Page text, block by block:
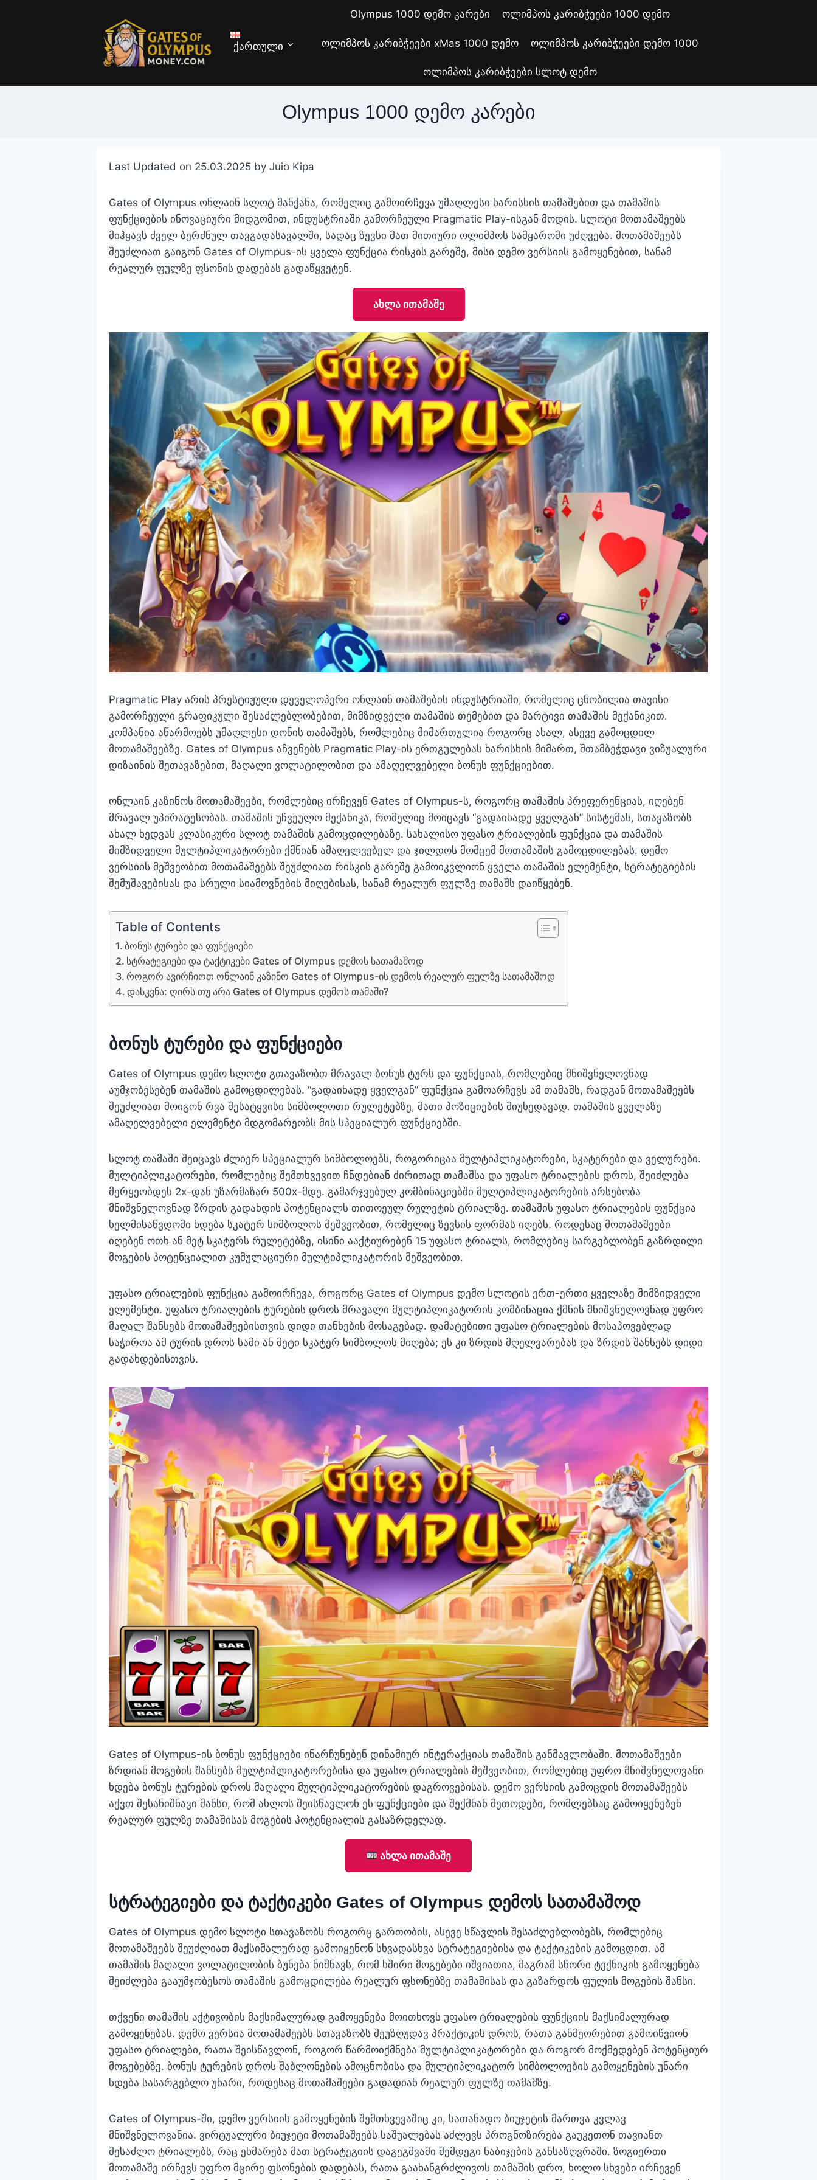
ქართული
Olympus 1000 დემო კარები ოლიმპოს კარიბჭეები 1000 დემო
ოლიმპოს კარიბჭეები xMas 1000 დემო ოლიმპოს კარიბჭეები დემო 1000
ოლიმპოს კარიბჭეები სლოტ დემო
Olympus 1000 დემო კარები
Last Updated on 25.03.2025 by Juio Kipa
Gates of Olympus ონლაინ სლოტ მანქანა, რომელიც გამოირჩევა უმაღლესი ხარისხის თამაშებით და თამაშის
ფუნქციების ინოვაციური მიდგომით, ინდუსტრიაში გამორჩეული Pragmatic Play-ისგან მოდის. სლოტი მოთამაშეებს
მიჰყავს ძველ ბერძნულ თავგადასავალში, სადაც ზევსი მათ მითიური ოლიმპოს სამყაროში უძღვება. მოთამაშეებს
შეუძლიათ გაიგონ Gates of Olympus-ის ყველა ფუნქცია რისკის გარეშე, მისი დემო ვერსიის გამოყენებით, სანამ
რეალურ ფულზე ფსონის დადებას გადაწყვეტენ.
ახლა ითამაშე
Pragmatic Play არის პრესტიჟული დეველოპერი ონლაინ თამაშების ინდუსტრიაში, რომელიც ცნობილია თავისი
გამორჩეული გრაფიკული შესაძლებლობებით, მიმზიდველი თამაშის თემებით და მარტივი თამაშის მექანიკით.
კომპანია აწარმოებს უმაღლესი დონის თამაშებს, რომლებიც მიმართულია როგორც ახალ, ასევე გამოცდილ
მოთამაშეებზე. Gates of Olympus აჩვენებს Pragmatic Play-ის ერთგულებას ხარისხის მიმართ, შთამბეჭდავი ვიზუალური
დიზაინის შეთავაზებით, მაღალი ვოლატილობით და ამაღელვებელი ბონუს ფუნქციებით.
ონლაინ კაზინოს მოთამაშეები, რომლებიც ირჩევენ Gates of Olympus-ს, როგორც თამაშის პრეფერენციას, იღებენ
მრავალ უპირატესობას. თამაშის უჩვეულო მექანიკა, რომელიც მოიცავს “გადაიხადე ყველგან” სისტემას, სთავაზობს
ახალ ხედვას კლასიკური სლოტ თამაშის გამოცდილებაზე. სახალისო უფასო ტრიალების ფუნქცია და თამაშის
მიმზიდველი მულტიპლიკატორები ქმნიან ამაღელვებელ და ჯილდოს მომცემ მოთამაშის გამოცდილებას. დემო
ვერსიის მეშვეობით მოთამაშეებს შეუძლიათ რისკის გარეშე გამოიკვლიონ ყველა თამაშის ელემენტი, სტრატეგიების
შემუშავებისას და სრული სიამოვნების მიღებისას, სანამ რეალურ ფულზე თამაშს დაიწყებენ.
Table of Contents
ბონუს ტურები და ფუნქციები
სტრატეგიები და ტაქტიკები Gates of Olympus დემოს სათამაშოდ
როგორ ავირჩიოთ ონლაინ კაზინო Gates of Olympus-ის დემოს რეალურ ფულზე სათამაშოდ
დასკვნა: ღირს თუ არა Gates of Olympus დემოს თამაში?
ბონუს ტურები და ფუნქციები
Gates of Olympus დემო სლოტი გთავაზობთ მრავალ ბონუს ტურს და ფუნქციას, რომლებიც მნიშვნელოვნად
აუმჯობესებენ თამაშის გამოცდილებას. “გადაიხადე ყველგან” ფუნქცია გამოარჩევს ამ თამაშს, რადგან მოთამაშეებს
შეუძლიათ მოიგონ რვა შესატყვისი სიმბოლოთი რულეტებზე, მათი პოზიციების მიუხედავად. თამაშის ყველაზე
ამაღელვებელი ელემენტი მდგომარეობს მის სპეციალურ ფუნქციებში.
სლოტ თამაში შეიცავს ძლიერ სპეციალურ სიმბოლოებს, როგორიცაა მულტიპლიკატორები, სკატერები და ველურები.
მულტიპლიკატორები, რომლებიც შემთხვევით ჩნდებიან ძირითად თამაშსა და უფასო ტრიალების დროს, შეიძლება
მერყეობდეს 2x-დან უზარმაზარ 500x-მდე. გამარჯვებულ კომბინაციებში მულტიპლიკატორების არსებობა
მნიშვნელოვნად ზრდის გადახდის პოტენციალს თითოეულ რულეტის ტრიალზე. თამაშის უფასო ტრიალების ფუნქცია
ხელმისაწვდომი ხდება სკატერ სიმბოლოს მეშვეობით, რომელიც ზევსის ფორმას იღებს. როდესაც მოთამაშეები
იღებენ ოთხ ან მეტ სკატერს რულეტებზე, ისინი ააქტიურებენ 15 უფასო ტრიალს, რომლებიც სარგებლობენ გაზრდილი
მოგების პოტენციალით კუმულაციური მულტიპლიკატორის მეშვეობით.
უფასო ტრიალების ფუნქცია გამოირჩევა, როგორც Gates of Olympus დემო სლოტის ერთ-ერთი ყველაზე მიმზიდველი
ელემენტი. უფასო ტრიალების ტურების დროს მრავალი მულტიპლიკატორის კომბინაცია ქმნის მნიშვნელოვნად უფრო
მაღალ შანსებს მოთამაშეებისთვის დიდი თანხების მოსაგებად. დამატებითი უფასო ტრიალების მოსაპოვებლად
საჭიროა ამ ტურის დროს სამი ან მეტი სკატერ სიმბოლოს მიღება; ეს კი ზრდის მღელვარებას და ზრდის შანსებს დიდი
გადახდებისთვის.
Gates of Olympus-ის ბონუს ფუნქციები ინარჩუნებენ დინამიურ ინტერაქციას თამაშის განმავლობაში. მოთამაშეები
ზრდიან მოგების შანსებს მულტიპლიკატორებისა და უფასო ტრიალების მეშვეობით, რომლებიც უფრო მნიშვნელოვანი
ხდება ბონუს ტურების დროს მაღალი მულტიპლიკატორების დაგროვებისას. დემო ვერსიის გამოცდის მოთამაშეებს
აქვთ შესანიშნავი შანსი, რომ ახლოს შეისწავლონ ეს ფუნქციები და შექმნან მეთოდები, რომლებსაც გამოიყენებენ
რეალურ ფულზე თამაშისას მოგების პოტენციალის გასაზრდელად.
ახლა ითამაშე
სტრატეგიები და ტაქტიკები Gates of Olympus დემოს სათამაშოდ
Gates of Olympus დემო სლოტი სთავაზობს როგორც გართობის, ასევე სწავლის შესაძლებლობებს, რომლებიც
მოთამაშეებს შეუძლიათ მაქსიმალურად გამოიყენონ სხვადასხვა სტრატეგიებისა და ტაქტიკების გამოცდით. ამ
თამაშის მაღალი ვოლატილობის ბუნება ნიშნავს, რომ ხშირი მოგებები იშვიათია, მაგრამ სწორი ტექნიკის გამოყენება
შეიძლება გააუმჯობესოს თამაშის გამოცდილება რეალურ ფსონებზე თამაშისას და გაზარდოს ფულის მოგების შანსი.
თქვენი თამაშის აქტივობის მაქსიმალურად გამოყენება მოითხოვს უფასო ტრიალების ფუნქციის მაქსიმალურად
გამოყენებას. დემო ვერსია მოთამაშეებს სთავაზობს შეუზღუდავ პრაქტიკის დროს, რათა განმეორებით გამოიწვიონ
უფასო ტრიალები, რათა შეისწავლონ, როგორ წარმოიქმნება მულტიპლიკატორები და როგორ მოქმედებენ პოტენციურ
მოგებებზე. ბონუს ტურების დროს შაბლონების ამოცნობისა და მულტიპლიკატორ სიმბოლოების გამოყენების უნარი
ხდება სასარგებლო უნარი, როდესაც მოთამაშეები გადადიან რეალურ ფულზე თამაშზე.
Gates of Olympus-ში, დემო ვერსიის გამოყენების შემთხვევაშიც კი, სათანადო ბიუჯეტის მართვა კვლავ
მნიშვნელოვანია. ვირტუალური ბიუჯეტი მოთამაშეებს საშუალებას აძლევს პროგნოზირება გაუკეთონ თავიანთ
შესაძლო ტრიალებს, რაც ეხმარება მათ სტრატეგიის დაგეგმვაში შემდეგი ნაბიჯების განსაზღვრაში. ზოგიერთი
მოთამაშე ირჩევს უფრო მცირე ფსონების დადებას, რათა გაახანგრძლივოს თამაშის დრო, ხოლო სხვები ირჩევენ